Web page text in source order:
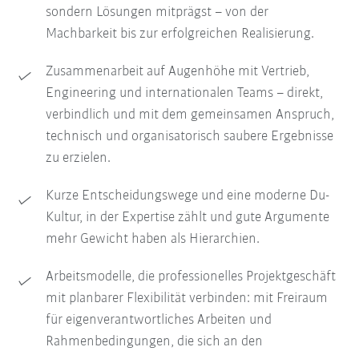
sondern Lösungen mitprägst – von der
Machbarkeit bis zur erfolgreichen Realisierung.
Zusammenarbeit auf Augenhöhe mit Vertrieb,
Engineering und internationalen Teams – direkt,
verbindlich und mit dem gemeinsamen Anspruch,
technisch und organisatorisch saubere Ergebnisse
zu erzielen.
Kurze Entscheidungswege und eine moderne Du-
Kultur, in der Expertise zählt und gute Argumente
mehr Gewicht haben als Hierarchien.
Arbeitsmodelle, die professionelles Projektgeschäft
mit planbarer Flexibilität verbinden: mit Freiraum
für eigenverantwortliches Arbeiten und
Rahmenbedingungen, die sich an den